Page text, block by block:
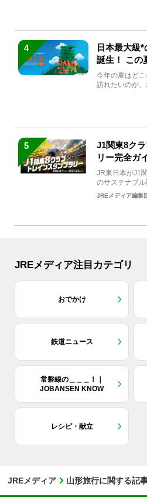
4
日本最大級
誕生！ この
生まれ変わ
今年の夏はど
訪れたいのが
5
J1関東8ク
リー完全ガ
JR東日本がJ1
のサステナブル
クラブ×トレイン
JREメディア編集
JREメディア注目カテゴリ
おでかけ
鉄道ニュース
常磐線の＿＿＿！｜
JOBANSEN KNOW
レシピ・献立
JREメディア 山形旅行に関する記